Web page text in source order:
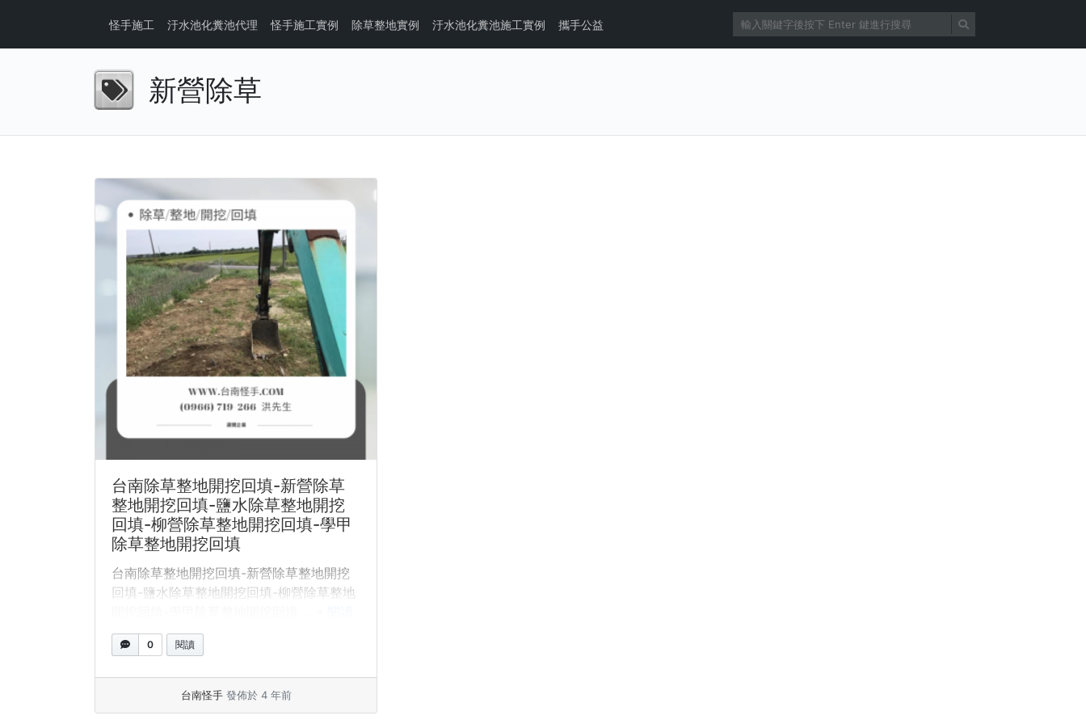
怪手施工 汙水池化糞池代理 怪手施工實例 除草整地實例 汙水池化糞池施工實例 攜手公益
新營除草
台南除草整地開挖回填-新營除草
整地開挖回填-鹽水除草整地開挖
回填-柳營除草整地開挖回填-學甲
除草整地開挖回填
台南除草整地開挖回填-新營除草整地開挖
回填-鹽水除草整地開挖回填-柳營除草整地
全文
0 閱讀
台南怪手 發佈於 4 年前